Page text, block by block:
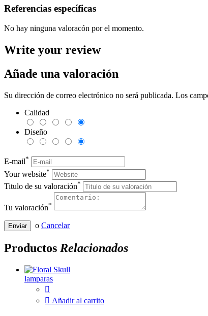
Referencias específicas
No hay ninguna valoracón por el momento.
Write your review
Añade una valoración
Su dirección de correo electrónico no será publicada. Los
Calidad
Diseño
E-mail*
Your website*
Titulo de su valoración*
Tu valoración*
Enviar o Cancelar
Productos Relacionados
lamparas

 Añadir al carrito